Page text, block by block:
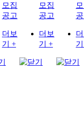
모집
공고
더보
기 +
모집
공고
더보
기 +